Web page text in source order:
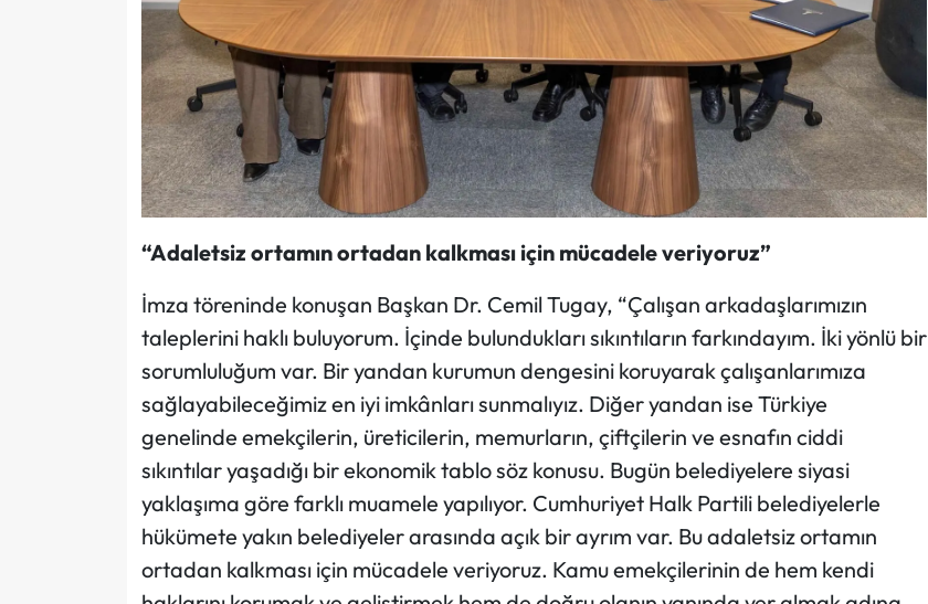
“Adaletsiz ortamın ortadan kalkması için mücadele veriyoruz”
İmza töreninde konuşan Başkan Dr. Cemil Tugay, “Çalışan arkadaşlarımızın
taleplerini haklı buluyorum. İçinde bulundukları sıkıntıların farkındayım. İki yönlü bir
sorumluluğum var. Bir yandan kurumun dengesini koruyarak çalışanlarımıza
sağlayabileceğimiz en iyi imkânları sunmalıyız. Diğer yandan ise Türkiye
genelinde emekçilerin, üreticilerin, memurların, çiftçilerin ve esnafın ciddi
sıkıntılar yaşadığı bir ekonomik tablo söz konusu. Bugün belediyelere siyasi
yaklaşıma göre farklı muamele yapılıyor. Cumhuriyet Halk Partili belediyelerle
hükümete yakın belediyeler arasında açık bir ayrım var. Bu adaletsiz ortamın
ortadan kalkması için mücadele veriyoruz. Kamu emekçilerinin de hem kendi